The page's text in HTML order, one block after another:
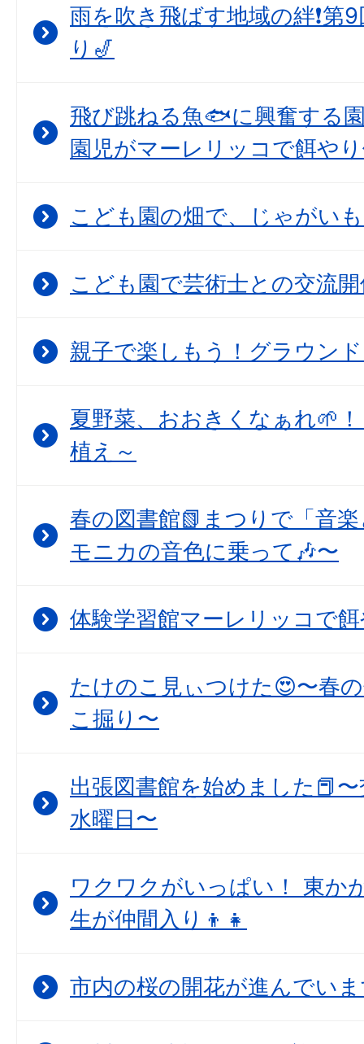
雨を吹き飛ばす地域の絆❗第
り🎷
飛び跳ねる魚🐟に興奮する
園児がマーレリッコで餌や
こども園の畑で、じゃがい
こども園で芸術士との交流
親子で楽しもう！グラウン
夏野菜、おおきくなぁれ🌱
植え～
春の図書館📗まつりで「音
モニカの音色に乗って🎶〜
体験学習館マーレリッコで
たけのこ見ぃつけた😍〜春
こ掘り〜
出張図書館を始めました📕
水曜日〜
ワクワクがいっぱい！ 東か
生が仲間入り👦👧
市内の桜の開花が進んでい